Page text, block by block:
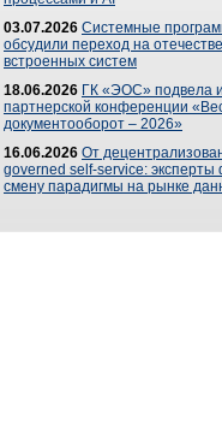
03.07.2026 Системные
обсудили переход на
встроенных систем
18.06.2026 ГК «ЭОС» подвела
партнерской конференции
документооборот – 2026»
16.06.2026 От
governed self-service: эксперты
смену парадигмы на рынке